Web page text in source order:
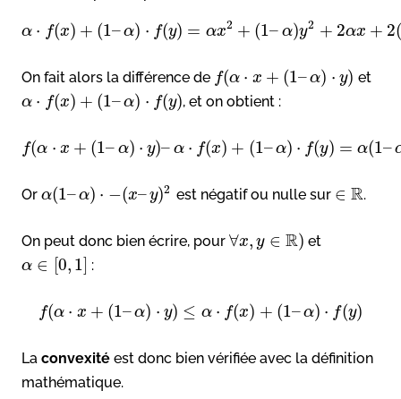
α ⋅ f(x) + (1–α) ⋅ f(y) = αx2 + (1– α)y2 + 2αx + 2
On fait alors la différence de f(α ⋅ x + (1–α) ⋅ y) et
α ⋅ f(x) + (1–α) ⋅ f(y), et on obtient :
f(α ⋅ x + (1– α) ⋅ y)– α ⋅ f(x) + (1–α) ⋅ f(y) = α(1–
Or α(1–α) ⋅ −(x–y)2 est négatif ou nulle sur ∈ R.
On peut donc bien écrire, pour ∀x, y ∈ R) et
α ∈ [0, 1] :
f(α ⋅ x + (1–α) ⋅ y) ≤ α ⋅ f(x) + (1–α) ⋅ f(y)
La convexité est donc bien vérifiée avec la définition
mathématique.